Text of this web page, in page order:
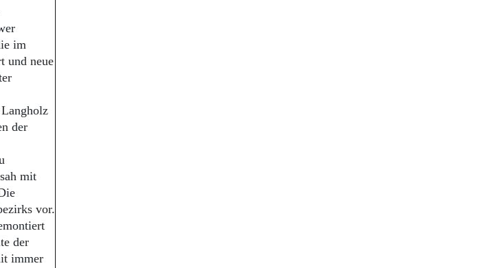
im
und neue
der
mit
vor.
der
immer